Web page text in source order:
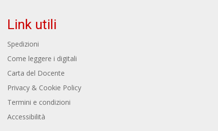
Link utili
Spedizioni
Come leggere i digitali
Carta del Docente
Privacy & Cookie Policy
Termini e condizioni
Accessibilità